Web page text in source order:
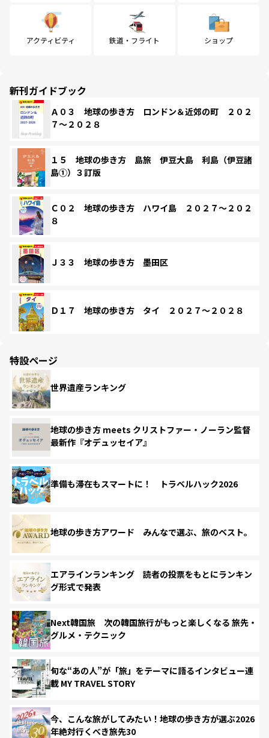
アクティビティ 鉄道・フライト ショップ
新刊ガイドブック
Ａ０３ 地球の歩き方 ロンドン＆近郊の町 ２０２
７～２０２８
１５ 地球の歩き方 島旅 伊豆大島 利島（伊豆諸
島①）３訂版
Ｃ０２ 地球の歩き方 ハワイ島 ２０２７～２０２
８
Ｊ３３ 地球の歩き方 墨田区
Ｄ１７ 地球の歩き方 タイ ２０２７～２０２８
特設ページ
世界遺産ランキング
地球の歩き方 meets クリストファー・ノーラン監督
最新作『オデュッセイア』
準備も滞在もスマートに！ トラベルハック2026
地球の歩き方アワード みんなで選ぶ、旅のベスト。
エアラインランキング 読者の投票をもとにランキン
グ形式で発表
Next韓国旅 次の韓国旅行がもっと楽しくなる 旅先・
グルメ・テクニック
旬な“あの人”が「旅」をテーマに語るインタビュー連
載 MY TRAVEL STORY
今、こんな旅がしてみたい！地球の歩き方が選ぶ2026
年絶対行くべき旅先30